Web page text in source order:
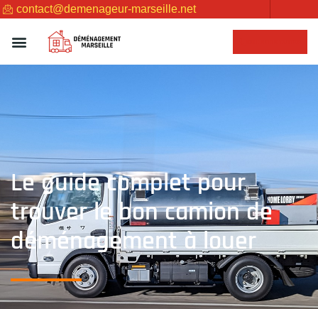
contact@demenageur-marseille.net
Le guide complet pour
trouver le bon camion de
déménagement à louer